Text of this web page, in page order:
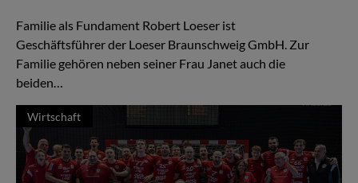
Familie als Fundament Robert Loeser ist
Geschäftsführer der Loeser Braunschweig GmbH. Zur
Familie gehören neben seiner Frau Janet auch die
beiden…
Wirtschaft